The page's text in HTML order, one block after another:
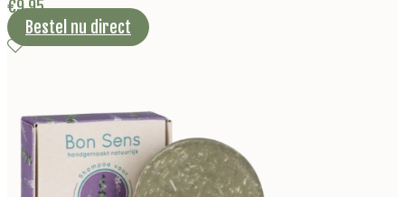
€9,95
Bestel nu direct